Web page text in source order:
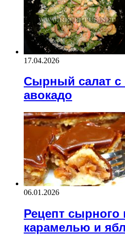
17.04.2026
Сырный салат с
авокадо
06.01.2026
Рецепт сырного
карамелью и